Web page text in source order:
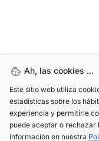
Ah, las cookies ...
Este sitio web utiliza
estadísticas sobre los
experiencia y permitirle
puede aceptar o rechazar
información en nuestra